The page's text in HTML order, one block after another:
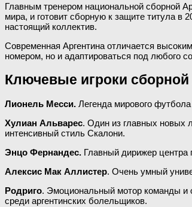
Главным тренером национальной сборной
мира, и готовит сборную к защите титула в
настоящий коллектив.
Современная Аргентина отличается
номером, но и адаптироваться под любого
Ключевые игроки
Лионель Месси. Легенда мирового
Хулиан Альварес. Один из главных новых
интенсивный стиль Скалони.
Энцо Фернандес. Главный дирижер центра
Алексис Мак Аллистер. Очень умный
Родриго. Эмоциональный мотор команды и
среди аргентинских болельщиков.